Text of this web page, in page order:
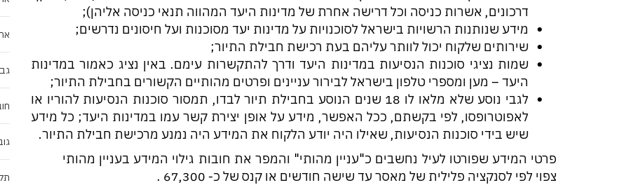
דרכונים, אשרות כניסה וכל דרישה אחרת של מדינות היעד המהווה תנאי כניסה אליהן);
מידע שנותנות הרשויות בישראל לסוכנויות על מדינות יעד מסוכנות ועל חיסונים נדרשים;
שירותים שלקוח יכול לוותר עליהם בעת רכישת חבילת התיור;
שמות נציגי סוכנות הנסיעות במדינות היעד ודרך להתקשרות עימם. באין נציג כאמור במדינות
היעד – מען ומספרי טלפון בישראל לבירור עניינים ופרטים מהותיים הקשורים בחבילת התיור;
לגבי נוסע שלא מלאו לו 18 שנים הנוסע בחבילת תיור לבדו, תמסור סוכנות הנסיעות להוריו או
לאפוטרופסו, לפי בקשתם, ככל האפשר, מידע על אופן יצירת קשר עמו במדינות היעד; כל מידע
שיש בידי סוכנות הנסיעות, שאילו היה יודע הלקוח את המידע היה נמנע מרכישת חבילת התיור.
פרטי המידע שפורטו לעיל נחשבים כ"עניין מהותי" והמפר את חובות גילוי המידע בעניין מהותי
צפוי לפי לסנקציה פלילית של מאסר עד שישה חודשים או קנס של כ- 67,300 ₪.